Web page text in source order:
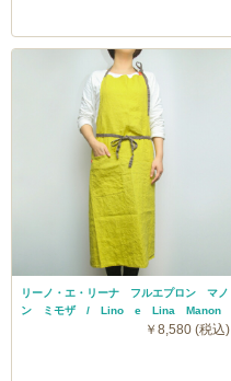
リーノ・エ・リーナ フルエプロン マノ
ン ミモザ / Lino e Lina Manon
￥8,580 (税込)